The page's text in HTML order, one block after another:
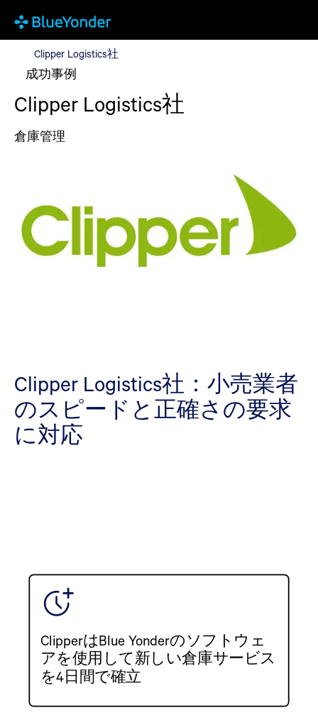
Clipper Logistics社
Clipper Logistics社
成功事例
Clipper Logistics社
倉庫管理
Clipper Logistics社：小売業者
のスピードと正確さの要求
に対応
ClipperはBlue Yonderのソフトウェ
アを使用して新しい倉庫サービス
を4日間で確立